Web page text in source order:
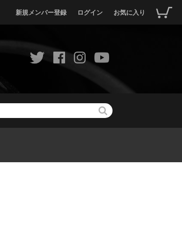
新規メンバー登録 ログイン お気に入り